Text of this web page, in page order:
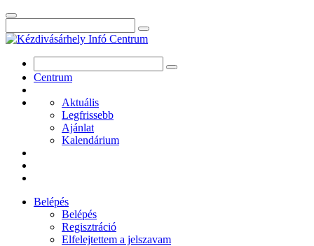
Centrum
Aktuális
Legfrissebb
Ajánlat
Kalendárium
Belépés
Belépés
Regisztráció
Elfelejtettem a jelszavam